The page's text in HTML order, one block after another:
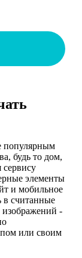
популярным
будь то дом,
сервису
элементы
и мобильное
в считанные
-
или своим